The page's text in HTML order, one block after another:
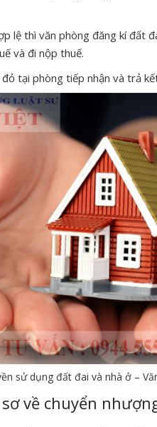
lệ thì văn phòng đăng kí đất
và đi nộp thuế.
tại phòng tiếp nhận và trả
sử dụng đất đai và nhà ở –
về chuyển